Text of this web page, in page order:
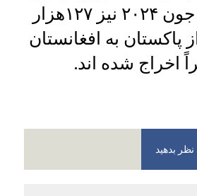
جنوری تا اول جون ۲۰۲۴ نیز ۱۲۷هزار
پاکستان به افغانستان
اخراج شده اند.
بدهید